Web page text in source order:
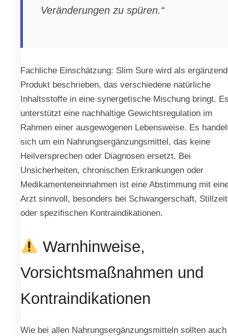
Veränderungen zu spüren.“
Fachliche Einschätzung: Slim Sure wird als
Produkt beschrieben, das verschiedene natürliche
Inhaltsstoffe in eine synergetische Mischung bringt.
unterstützt eine nachhaltige Gewichtsregulation im
Rahmen einer ausgewogenen Lebensweise. Es
sich um ein Nahrungsergänzungsmittel, das keine
Heilversprechen oder Diagnosen ersetzt. Bei
Unsicherheiten, chronischen Erkrankungen oder
Medikamenteneinnahmen ist eine Abstimmung mit
Arzt sinnvoll, besonders bei Schwangerschaft, Stillzeit
oder spezifischen Kontraindikationen.
Warnhinweise,
Vorsichtsmaßnahmen und
Kontraindikationen
Wie bei allen Nahrungsergänzungsmitteln sollten